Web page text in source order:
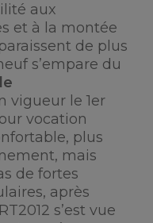
aux
et à la montée
de plus
s’empare du
vigueur le 1er
vocation
plus
mais
de fortes
après
s’est vue